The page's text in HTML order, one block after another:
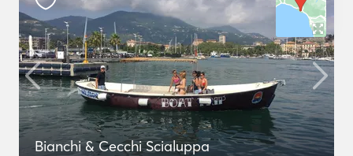
Bianchi & Cecchi Scialuppa